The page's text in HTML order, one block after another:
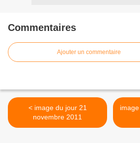
Commentaires
Ajouter un commentaire
< image du jour 21
novembre 2011